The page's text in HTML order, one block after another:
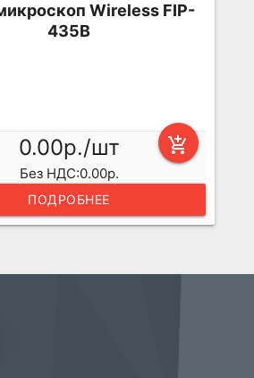
Wireless FIP-
435B
add_shopping_cart
0.00р./шт
Без НДС:0.00р.
ПОДРОБНЕЕ